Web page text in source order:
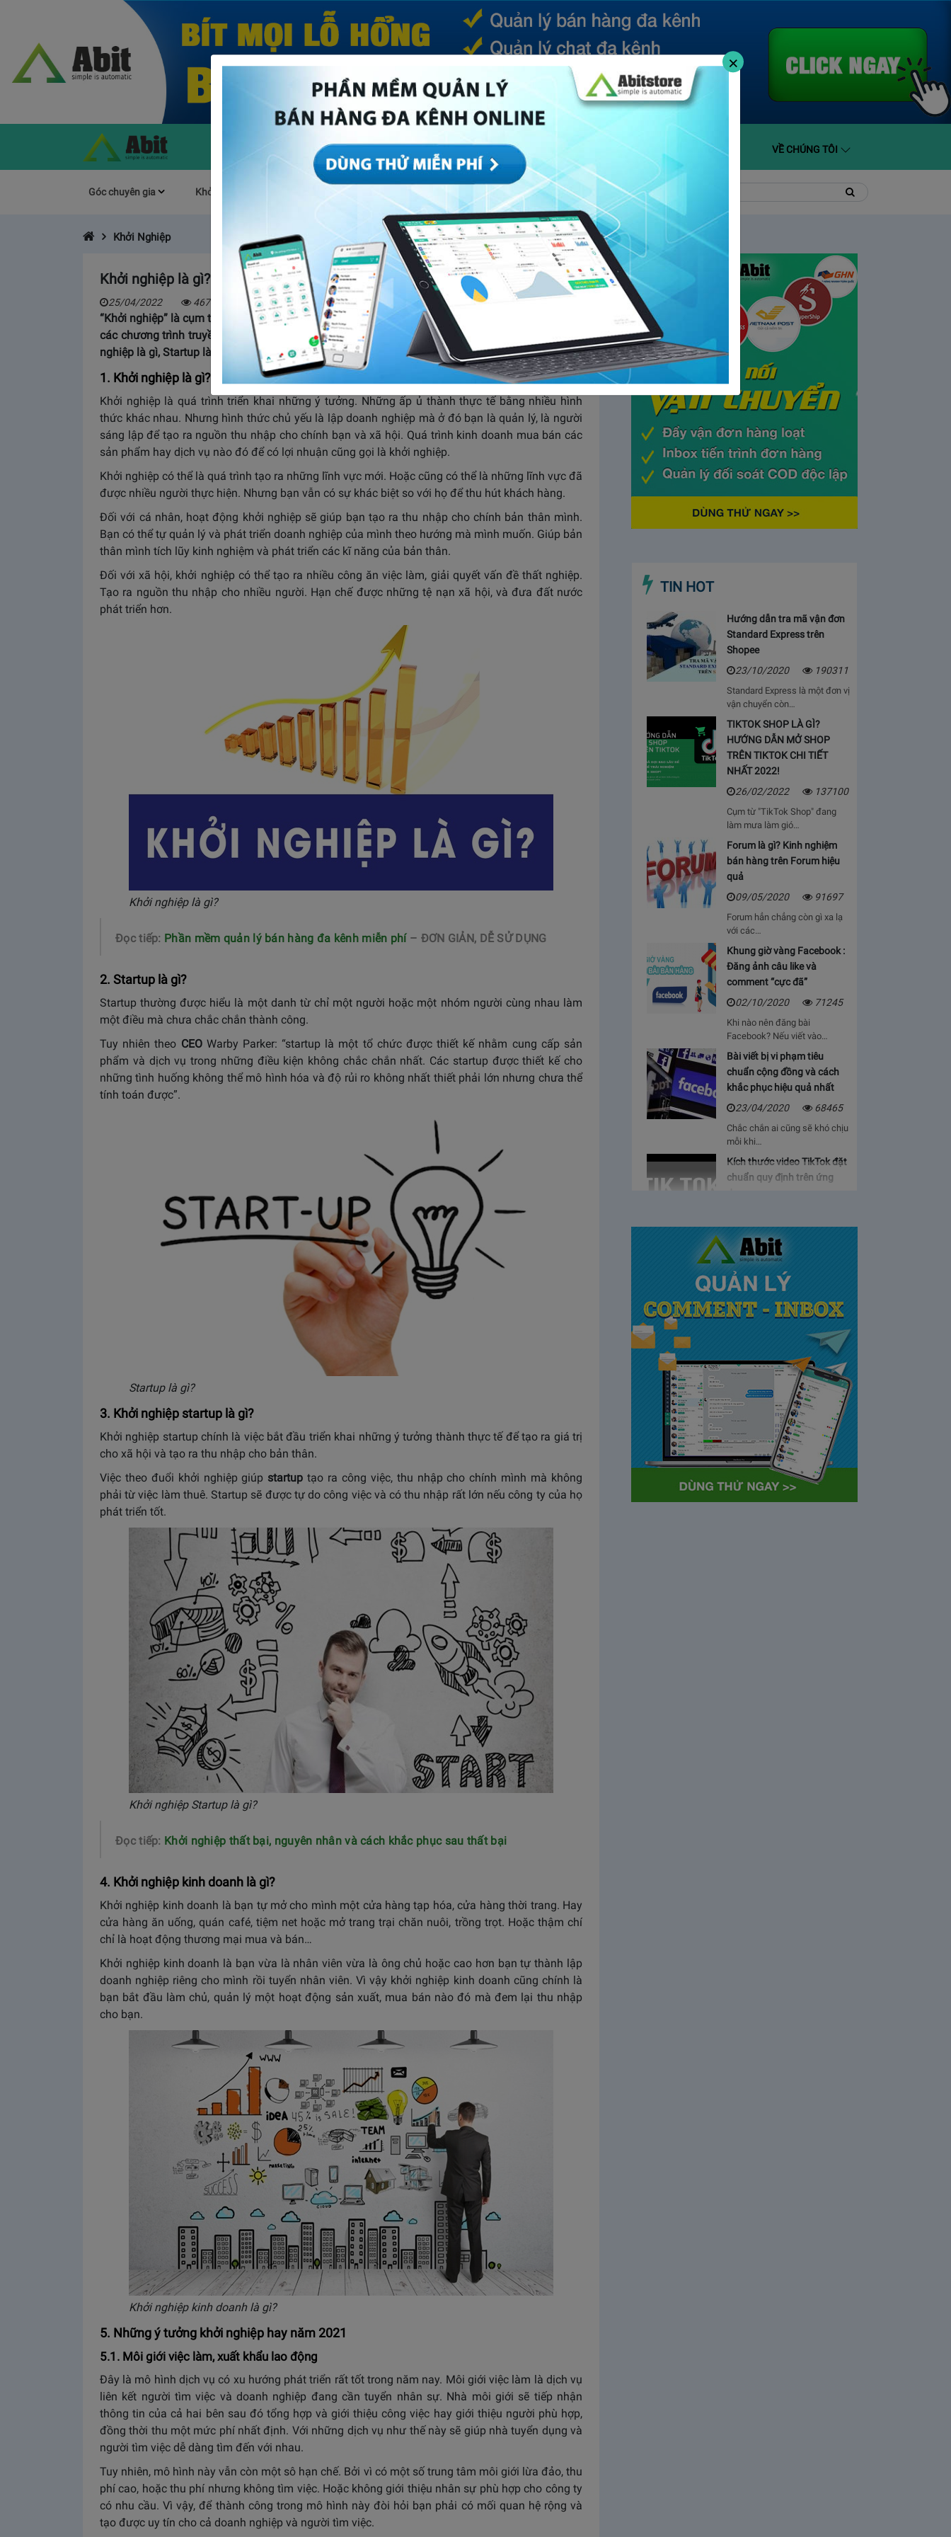
(CURRENT) BÁO GIÁ HỖ TRỢ VỀ CHÚNG TÔI
Góc chuyên gia Khởi Nghiệp Mục khác Quản trị Về Abit
kiếm:
kiếm
Khởi Nghiệp
Khởi nghiệp là gì? Bật mí 5 ý tưởng khởi nghiệp hay nhất 2021
25/04/2022 4671
“Khởi nghiệp” là cụm từ mà được nhiều người nhắc đến trong những năm gần đây. Nhất là trong
các chương trình truyền hình như Shark Tank – Thương vụ bạc tỷ. Vậy liệu bạn đã hiểu hết khởi
nghiệp là gì, Startup là gì chưa? Chúng ta hãy cùng tìm hiểu trong bài viết này nhé.
1. Khởi nghiệp là gì? Khởi nghiệp giúp ích gì cho mình và xã hội?
Khởi nghiệp là quá trình triển khai những ý tưởng. Những ấp ủ thành thực tế bằng nhiều hình
thức khác nhau. Nhưng hình thức chủ yếu là lập doanh nghiệp mà ở đó bạn là quản lý, là người
sáng lập để tạo ra nguồn thu nhập cho chính bạn và xã hội. Quá trình kinh doanh mua bán các
sản phẩm hay dịch vụ nào đó để có lợi nhuận cũng gọi là khởi nghiệp.
Khởi nghiệp có thể là quá trình tạo ra những lĩnh vực mới. Hoặc cũng có thể là những lĩnh vực đã
được nhiều người thực hiện. Nhưng bạn vẫn có sự khác biệt so với họ để thu hút khách hàng.
Đối với cá nhân, hoạt động khởi nghiệp sẽ giúp bạn tạo ra thu nhập cho chính bản thân mình.
Bạn có thể tự quản lý và phát triển doanh nghiệp của mình theo hướng mà mình muốn. Giúp bản
thân mình tích lũy kinh nghiệm và phát triển các kĩ năng của bản thân.
Đối với xã hội, khởi nghiệp có thể tạo ra nhiều công ăn việc làm, giải quyết vấn đề thất nghiệp.
Tạo ra nguồn thu nhập cho nhiều người. Hạn chế được những tệ nạn xã hội, và đưa đất nước
phát triển hơn.
Khởi nghiệp là gì?
Đọc tiếp: Phần mềm quản lý bán hàng đa kênh miễn phí– ĐƠN GIẢN, DỄ SỬ DỤNG
2. Startup là gì?
Startup thường được hiểu là một danh từ chỉ một người hoặc một nhóm người cùng nhau làm
một điều mà chưa chắc chắn thành công.
Tuy nhiên theo CEOWarby Parker: “startup là một tổ chức được thiết kế nhằm cung cấp sản
phẩm và dịch vụ trong những điều kiện không chắc chắn nhất. Các startup được thiết kế cho
những tình huống không thể mô hình hóa và độ rủi ro không nhất thiết phải lớn nhưng chưa thể
tính toán được”.
Startup là gì?
3. Khởi nghiệp startup là gì?
Khởi nghiệp startup chính là việc bắt đầu triển khai những ý tưởng thành thực tế để tạo ra giá trị
cho xã hội và tạo ra thu nhập cho bản thân.
Việc theo đuổi khởi nghiệp giúp startup tạo ra công việc, thu nhập cho chính mình mà không
phải từ việc làm thuê. Startup sẽ được tự do công việc và có thu nhập rất lớn nếu công ty của họ
phát triển tốt.
Khởi nghiệp Startup là gì?
Đọc tiếp: Khởi nghiệp thất bại, nguyên nhân và cách khắc phục sau thất bại
4. Khởi nghiệp kinh doanh là gì?
Khởi nghiệp kinh doanh là bạn tự mở cho mình một cửa hàng tạp hóa, cửa hàng thời trang. Hay
cửa hàng ăn uống, quán café, tiệm net hoặc mở trang trại chăn nuôi, trồng trọt. Hoặc thậm chí
chỉ là hoạt động thương mại mua và bán…
Khởi nghiệp kinh doanh là bạn vừa là nhân viên vừa là ông chủ hoặc cao hơn bạn tự thành lập
doanh nghiệp riêng cho mình rồi tuyển nhân viên. Vì vậy khởi nghiệp kinh doanh cũng chính là
bạn bắt đầu làm chủ, quản lý một hoạt động sản xuất, mua bán nào đó mà đem lại thu nhập
cho bạn.
Khởi nghiệp kinh doanh là gì?
5. Những ý tưởng khởi nghiệp hay năm 2021
5.1. Môi giới việc làm, xuất khẩu lao động
Đây là mô hình dịch vụ có xu hướng phát triển rất tốt trong năm nay. Môi giới việc làm là dịch vụ
liên kết người tìm việc và doanh nghiệp đang cần tuyển nhân sự. Nhà môi giới sẽ tiếp nhận
thông tin của cả hai bên sau đó tổng hợp và giới thiệu công việc hay giới thiệu người phù hợp,
đồng thời thu một mức phí nhất định. Với những dịch vụ như thế này sẽ giúp nhà tuyển dụng và
người tìm việc dễ dàng tìm đến với nhau.
Tuy nhiên, mô hình này vẫn còn một sô hạn chế. Bởi vì có một số trung tâm môi giới lừa đảo, thu
phí cao, hoặc thu phí nhưng không tìm việc. Hoặc không giới thiệu nhân sự phù hợp cho công ty
có nhu cầu. Vì vậy, để thành công trong mô hình này đòi hỏi bạn phải có mối quan hệ rộng và
tạo được uy tín cho cả doanh nghiệp và người tìm việc.
TIN HOT
Hướng dẫn tra mã vận đơn
Standard Express trên
Shopee
23/10/2020
190311
Standard Express là một đơn vị
vận chuyển còn…
TIKTOK SHOP LÀ GÌ?
HƯỚNG DẪN MỞ SHOP
TRÊN TIKTOK CHI TIẾT
NHẤT 2022!
26/02/2022
137100
Cụm từ "TikTok Shop" đang
làm mưa làm gió…
Forum là gì? Kinh nghiệm
bán hàng trên Forum hiệu
quả
09/05/2020
91697
Forum hẳn chẳng còn gì xa lạ
với các…
Khung giờ vàng Facebook :
Đăng ảnh câu like và
comment “cực đã”
02/10/2020
71245
Khi nào nên đăng bài
Facebook? Nếu viết vào…
Bài viết bị vi phạm tiêu
chuẩn cộng đồng và cách
khắc phục hiệu quả nhất
23/04/2020
68465
Chắc chắn ai cũng sẽ khó chịu
mỗi khi…
Kích thước video TikTok đặt
chuẩn quy định trên ứng
Bạn sẽ cảm thấy mệt mỏi, vì cứ
phải…
Bảng giá lượt view Youtube
tại Việt Nam và Hoa kỳ mới
28/05/2020
63372
Khi tham gia chương trình
Partner Program của YouTube,
…
Cách bỏ ẩn trò chuyện trên
Zalo ở thiết bị máy tính và
điện thoại iphone
26/05/2020
62311
Bỏ ẩn cuộc trò chuyện là tính
năng khá…
×